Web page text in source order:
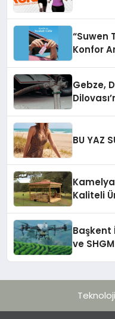
“Suwen
Konfor
Gebze,
BU YAZ
Kaliteli
Başkent İHA’da
ve